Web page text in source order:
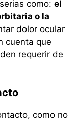
como: el
o la
dolor ocular
cuenta que
requerir de
como no